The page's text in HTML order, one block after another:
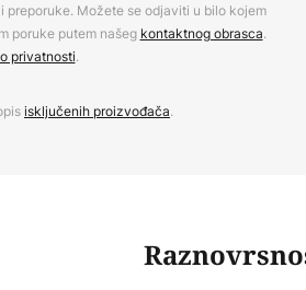
Možete se odjaviti u bilo kojem
poruke putem našeg kontaktnog obrasca.
privatnosti.
isključenih proizvođača.